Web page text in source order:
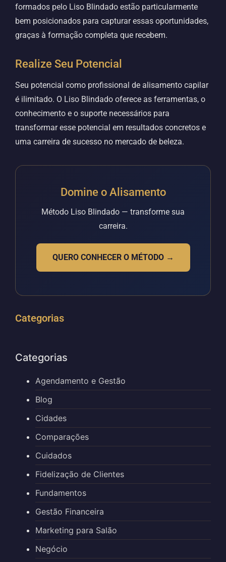
formados pelo Liso Blindado estão particularmente
bem posicionados para capturar essas oportunidades,
graças à formação completa que recebem.
Realize Seu Potencial
Seu potencial como profissional de alisamento capilar
é ilimitado. O Liso Blindado oferece as ferramentas, o
conhecimento e o suporte necessários para
transformar esse potencial em resultados concretos e
uma carreira de sucesso no mercado de beleza.
Domine o Alisamento
Método Liso Blindado — transforme sua
carreira.
QUERO CONHECER O MÉTODO →
Categorias
Categorias
Agendamento e Gestão
Blog
Cidades
Comparações
Cuidados
Fidelização de Clientes
Fundamentos
Gestão Financeira
Marketing para Salão
Negócio